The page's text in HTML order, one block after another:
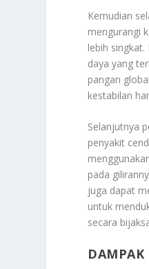
Kemudian
mengurangi
lebih
daya yang
pangan
kestabilan
Selanjutnya
penyakit
pada
juga dapat
untuk
secara
DAMPAK